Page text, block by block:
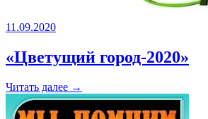
11.09.2020
«Цветущий город-2020»
Читать далее →